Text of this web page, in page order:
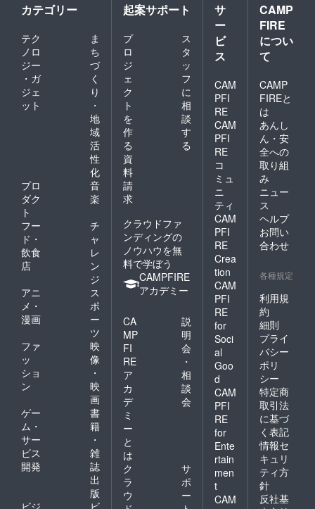
カテゴリー
テク
ノロ
ジー
・ガ
ジェ
ット
ま
ち
づ
く
り
・
地
域
活
性
化
プロ
ダク
ト
音
楽
フー
ド・
飲食
店
チ
ャ
レ
ン
ジ
アニ
メ・
漫画
ス
ポ
ー
ツ
ファ
ッ
ショ
ン
映
像
・
映
画
ゲー
ム・
サー
ビス
開発
書
籍
・
雑
誌
出
版
ビジ
ビ
起案サポート
プ
ロ
ジ
ェ
ク
ト
を
作
る
ス
タ
ッ
フ
に
相
談
す
る
資
料
請
求
クラウドファ
ンディングの
ノウハウを無
料で学ぼう
CAMPFIRE
アカデミー
CA
MP
FI
RE
ア
カ
デ
ミ
ー
と
は
説
明
会
・
相
談
会
ク
ラ
ウ
サ
ポ
ー
サ
ー
ビ
ス
CAM
PFI
RE
CAM
PFI
RE
コ
ミュ
ニ
ティ
CAM
PFI
RE
Crea
tion
CAM
PFI
RE
for
Soci
al
Goo
d
CAM
PFI
RE
for
Ente
rtain
men
t
CAM
CAMP
FIRE
につい
て
CAMP
FIREと
は
あんし
ん・安
全への
取り組
み
ニュー
ス
ヘルプ
お問い
合わせ
各種規定
利用規
約
細則
プライ
バシー
ポリ
シー
特定商
取引法
に基づ
く表記
情報セ
キュリ
ティ方
針
反社基